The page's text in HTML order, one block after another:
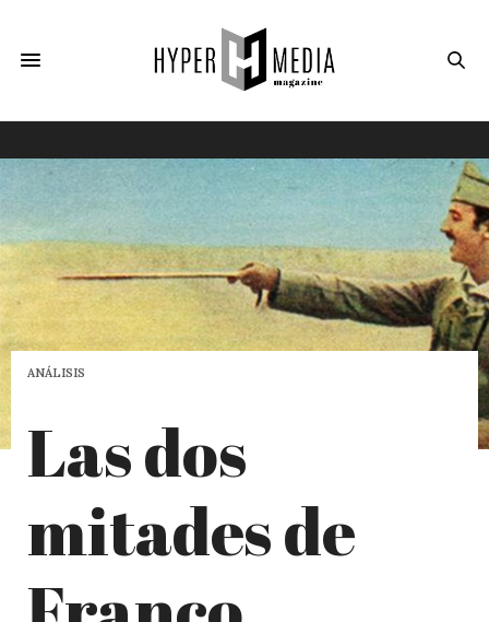
ANÁLISIS
Las dos
mitades de